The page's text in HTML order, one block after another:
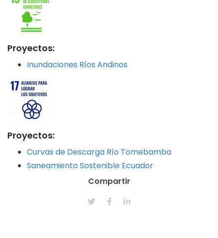
Proyectos:
Inundaciones Ríos Andinos
Proyectos:
Curvas de Descarga Río Tomebamba
Saneamiento Sostenible Ecuador
Compartir